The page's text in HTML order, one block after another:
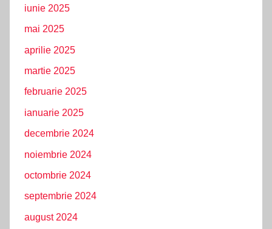
iunie 2025
mai 2025
aprilie 2025
martie 2025
februarie 2025
ianuarie 2025
decembrie 2024
noiembrie 2024
octombrie 2024
septembrie 2024
august 2024